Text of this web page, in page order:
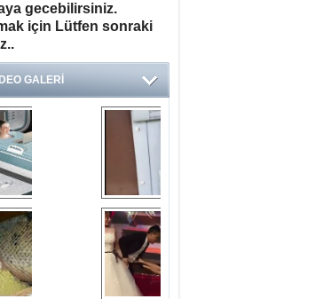
gecebilirsiniz.
için Lütfen sonraki
GALERİ
Kilit Tasarımları